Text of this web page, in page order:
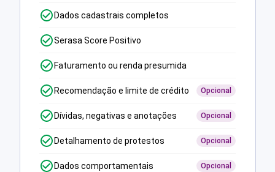
Dados cadastrais completos
Serasa Score Positivo
Faturamento ou renda presumida
Recomendação e limite de crédito Opcional
Dívidas, negativas e anotações Opcional
Detalhamento de protestos Opcional
Dados comportamentais Opcional